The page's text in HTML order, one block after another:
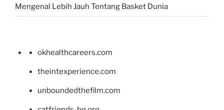
Mengenal Lebih Jauh Tentang Basket Dunia
okhealthcareers.com
theintexperience.com
unboundedthefilm.com